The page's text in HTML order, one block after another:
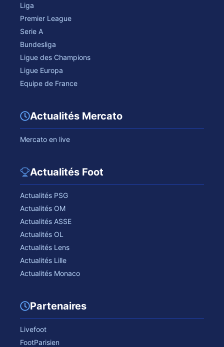
Liga
Premier League
Serie A
Bundesliga
Ligue des Champions
Ligue Europa
Equipe de France
Actualités Mercato
Mercato en live
Actualités Foot
Actualités PSG
Actualités OM
Actualités ASSE
Actualités OL
Actualités Lens
Actualités Lille
Actualités Monaco
Partenaires
Livefoot
FootParisien